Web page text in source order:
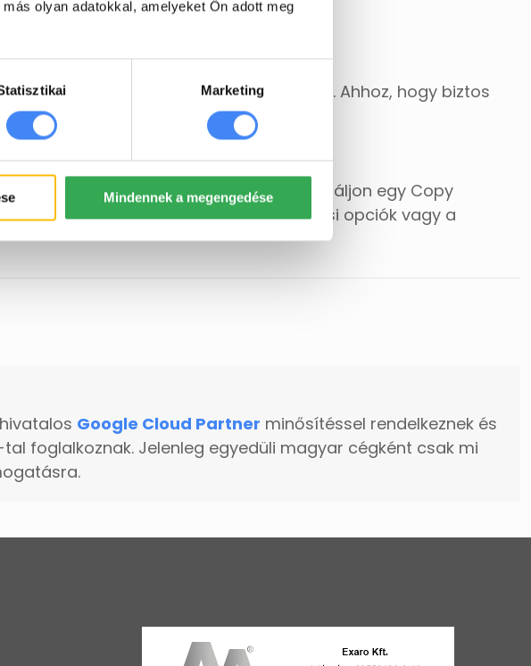
olyan adatokkal, amelyeket Ön adott meg
Marketing
Mindennek a megengedése
biztosítva az adott dokumentumhoz. Ahhoz, hogy biztos
a link végére írd ezt:
az eredetiről és a felhasználónak generáljon egy Copy
saját másolatot készíthet. A megosztási opciók vagy a
Google Cloud Partner minősítéssel rendelkeznek és
foglalkoznak. Jelenleg egyedüli magyar cégként csak mi